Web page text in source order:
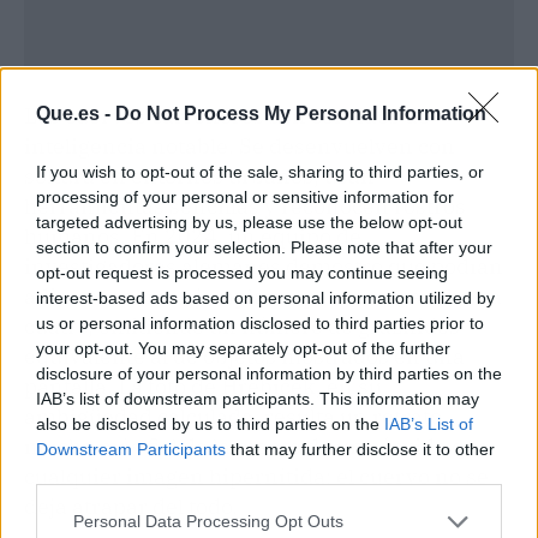
Que.es - Do Not Process My Personal Information
If you wish to opt-out of the sale, sharing to third parties, or
processing of your personal or sensitive information for
targeted advertising by us, please use the below opt-out
section to confirm your selection. Please note that after your
opt-out request is processed you may continue seeing
interest-based ads based on personal information utilized by
us or personal information disclosed to third parties prior to
your opt-out. You may separately opt-out of the further
disclosure of your personal information by third parties on the
IAB’s list of downstream participants. This information may
also be disclosed by us to third parties on the IAB’s List of
Downstream Participants that may further disclose it to other
Personal Data Processing Opt Outs
Los cuervos carroñeros son córvidos de
soltura en entornos urbanos, usan
herramientas sencillas y reconocen rostros
humanos. En 2024, un equipo de
investigadores alemanes demostró que podían
adiestrar a tres ejemplares para «contar» hasta
cuatro, emitiendo un número de graznidos
equivalente al de objetos mostrados en una
pantalla. La foto de Hřebíček, en su
ambigüedad calculada, resulta un retrato
mucho más fiel de la mente de un córvido que